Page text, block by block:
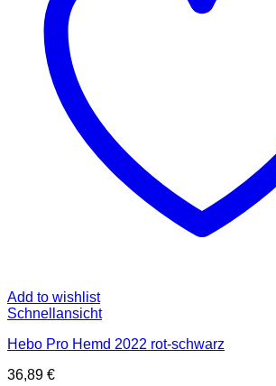
Add to wishlist
Schnellansicht
Hebo Pro Hemd 2022 rot-schwarz
36,89 €